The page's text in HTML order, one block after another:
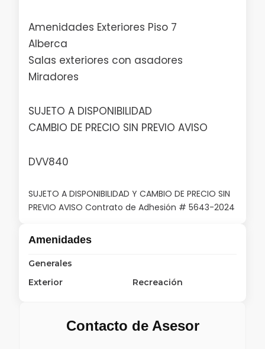
Amenidades Exteriores Piso 7
Alberca
Salas exteriores con asadores
Miradores
SUJETO A DISPONIBILIDAD
CAMBIO DE PRECIO SIN PREVIO AVISO
DVV840
SUJETO A DISPONIBILIDAD Y CAMBIO DE PRECIO SIN
PREVIO AVISO Contrato de Adhesión # 5643-2024
Amenidades
Generales
Exterior
Recreación
Contacto de Asesor